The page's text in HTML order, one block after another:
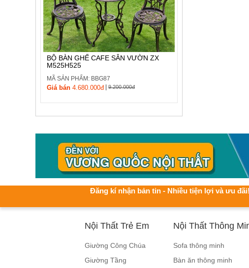
BỘ BÀN GHẾ CAFE SÂN VƯỜN ZX
M525H525
MÃ SẢN PHẨM: BBG87
Giá bán 4.680.000đ| 9.200.000đ
Đăng kí nhận bản tin - Nhiều tiện lợi và ưu đãi!
Nội Thất Trẻ Em
Giường Công Chúa
Giường Tầng
Nội Thất Thông
Sofa thông minh
Bàn ăn thông minh